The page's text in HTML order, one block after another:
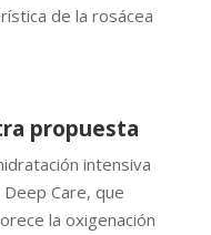
de la rosácea
propuesta
intensiva
Care, que
la oxigenación